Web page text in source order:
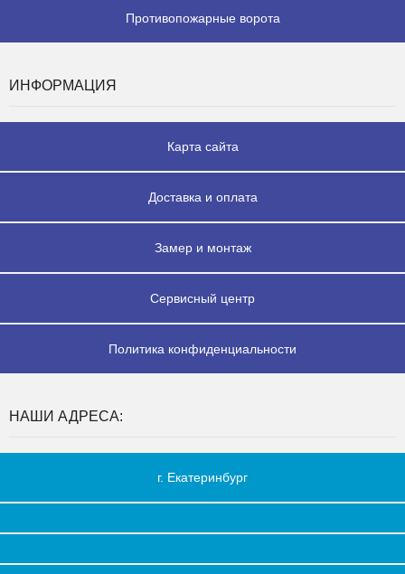
Противопожарные ворота
ИНФОРМАЦИЯ
Карта сайта
Доставка и оплата
Замер и монтаж
Сервисный центр
Политика конфиденциальности
НАШИ АДРЕСА:
г. Екатеринбург